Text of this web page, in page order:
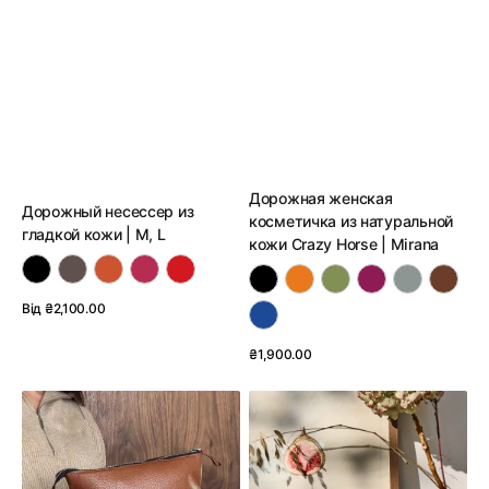
Дорожный несессер из
гладкой кожи | M, L
Обычная
Від ₴2,100.00
Дорожная женская
косметичка из натуральной
кожи Crazy Horse | Mirana
Обычная
₴1,900.00
Женская
косметичка
Allure
Женская
косметичка
BeautyBox